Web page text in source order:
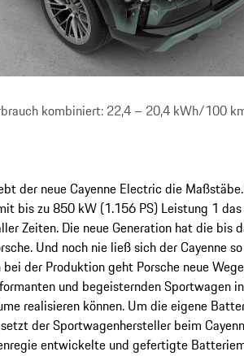
kombiniert: 22,4 – 20,4 kWh/100
der neue Cayenne Electric die
bis zu 850 kW (1.156 PS) Leistung 1
Zeiten. Die neue Generation hat die bis
Und noch nie ließ sich der Cayenne
der Produktion geht Porsche neue
und begeisternden Sportwagen
realisieren können. Um die eigene
der Sportwagenhersteller beim
entwickelte und gefertigte